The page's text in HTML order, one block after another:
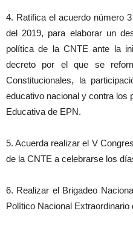
4. Ratifica el acuerdo número
del 2019, para elaborar un
política de la CNTE ante la
decreto por el que se
Constitucionales, la
educativo nacional y contra los
Educativa de EPN.
5. Acuerda realizar el V
de la CNTE a celebrarse los
6. Realizar el Brigadeo
Político Nacional Extraordinario